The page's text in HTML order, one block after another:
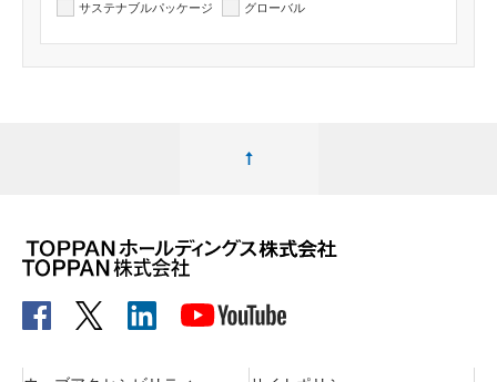
サステナブルパッケージ グローバル